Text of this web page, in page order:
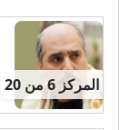
المركز 6 من 20